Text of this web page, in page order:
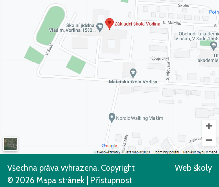
Všechna práva vyhrazena. Copyright
© 2026 Mapa stránek
Přístupnost
Web školy